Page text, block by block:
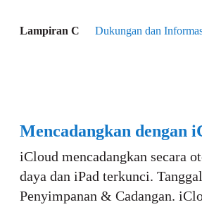
Lampiran C Dukungan dan
Mencadangkan dengan
iCloud mencadangkan secara
daya dan iPad terkunci.
Penyimpanan & Cadangan.